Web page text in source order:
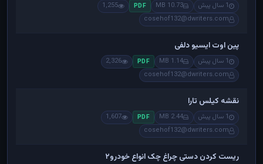
1 سال پیش 10.73 MB
PDF
1,255
cosehof132@dwriters.com
پین اوت ایسیو دلفی
1 سال پیش 1.14 MB
PDF
2,326
cosehof132@dwriters.com
نقشه کیلس تارا
1 سال پیش 2.44 MB
PDF
1,607
cosehof132@dwriters.com
ریست کردن دستی چراغ چک انواع خودرو۲